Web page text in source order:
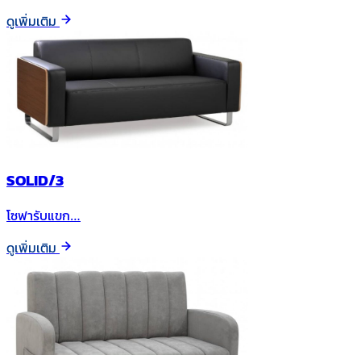
ดูเพิ่มเติม
SOLID/3
โซฟารับแขก…
ดูเพิ่มเติม